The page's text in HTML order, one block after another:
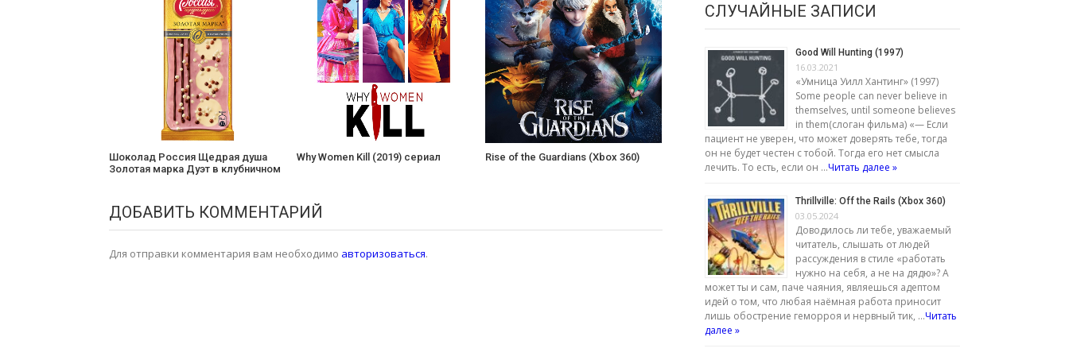
Шоколад Россия Щедрая душа
Золотая марка Дуэт в клубничном
Why Women Kill (2019) сериал Rise of the Guardians (Xbox 360)
ДОБАВИТЬ КОММЕНТАРИЙ
Для отправки комментария вам необходимо авторизоваться.
СЛУЧАЙНЫЕ ЗАПИСИ
Good Will Hunting (1997)
16.03.2021
«Умница Уилл Хантинг» (1997)
Some people can never believe in
themselves, until someone believes
in them(слоган фильма) «— Если
пациент не уверен, что может доверять тебе, тогда
он не будет честен с тобой. Тогда его нет смысла
лечить. То есть, если он …Читать далее »
Thrillville: Off the Rails (Xbox 360)
03.05.2024
Доводилось ли тебе, уважаемый
читатель, слышать от людей
рассуждения в стиле «работать
нужно на себя, а не на дядю»? А
может ты и сам, паче чаяния, являешься адептом
идей о том, что любая наёмная работа приносит
лишь обострение геморроя и нервный тик, …Читать
далее »